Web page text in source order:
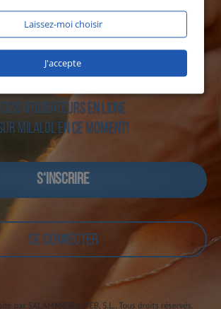
utilisateurs en ligne
Milalol en ce moment!
S‘INSCRIRE
SE CONNECTER
Laissez-moi choisir
J'accepte